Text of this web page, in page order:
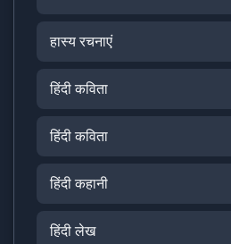
हास्य रचनाएं
हिंदी कविता
हिंदी कविता
हिंदी कहानी
हिंदी लेख